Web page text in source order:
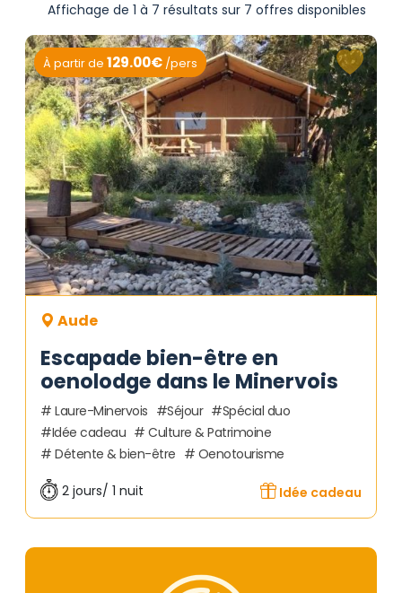
Affichage de 1 à 7 résultats sur 7 offres disponibles
Escapade bien-être en
oenolodge dans le Minervois
Aude
À partir de 129.00€ /pers
Laure-Minervois Séjour
Spécial duo
Idée cadeau
Culture & Patrimoine
Détente & bien-être
Oenotourisme
2 jours/ 1 nuit Idée cadeau